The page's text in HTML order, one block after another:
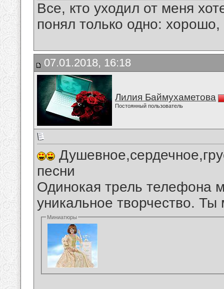
Все, кто уходил от меня
понял только одно:
07.01.2018, 16:18
Лилия Баймухаметова
Постоянный пользователь
песни
Одинокая трель телефона
уникальное творчество.
Миниатюры